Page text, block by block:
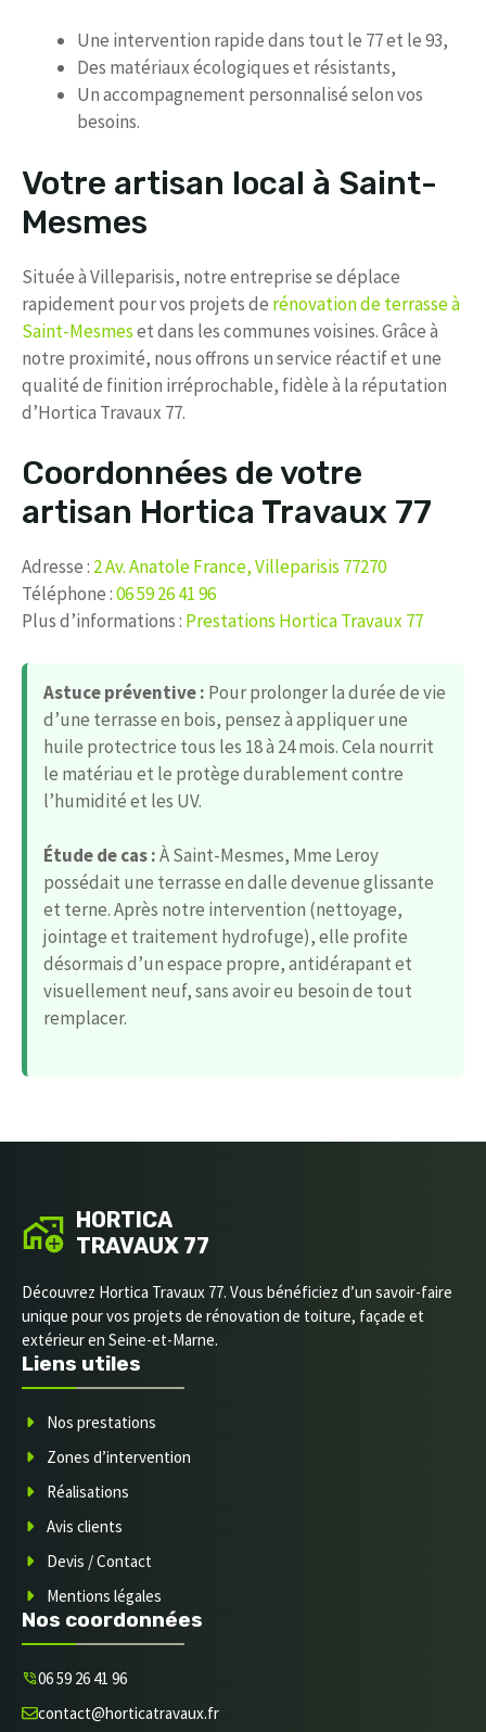
Une intervention rapide dans tout le 77 et le 93,
Des matériaux écologiques et résistants,
Un accompagnement personnalisé selon vos
besoins.
Votre artisan local à Saint-
Mesmes
Située à Villeparisis, notre entreprise se déplace
rapidement pour vos projets de rénovation de terrasse à
Saint-Mesmeset dans les communes voisines. Grâce à
notre proximité, nous offrons un service réactif et une
qualité de finition irréprochable, fidèle à la réputation
d’Hortica Travaux 77.
Coordonnées de votre
artisan Hortica Travaux 77
Adresse : 2 Av. Anatole France, Villeparisis 77270
Téléphone :06 59 26 41 96
Plus d’informations : Prestations Hortica Travaux 77
Astuce préventive : Pour prolonger la durée de vie
d’une terrasse en bois, pensez à appliquer une
huile protectrice tous les 18 à 24 mois. Cela nourrit
le matériau et le protège durablement contre
l’humidité et les UV.
Étude de cas :À Saint-Mesmes, Mme Leroy
possédait une terrasse en dalle devenue glissante
et terne. Après notre intervention (nettoyage,
jointage et traitement hydrofuge), elle profite
désormais d’un espace propre, antidérapant et
visuellement neuf, sans avoir eu besoin de tout
remplacer.
HORTICA
TRAVAUX 77
Découvrez Hortica Travaux 77. Vous bénéficiez d’un savoir-faire
unique pour vos projets de rénovation de toiture, façade et
extérieur en Seine-et-Marne.
Liens utiles
Nos prestations
Zones d’intervention
Réalisations
Avis clients
Devis / Contact
Mentions légales
Nos coordonnées
06 59 26 41 96
contact@horticatravaux.fr